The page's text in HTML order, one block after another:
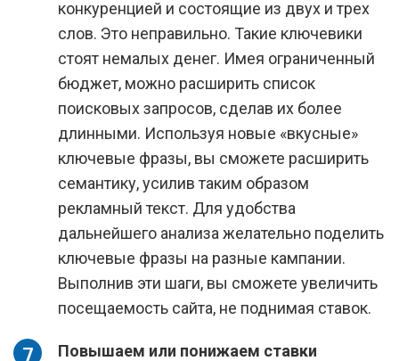
конкуренцией и состоящие из двух и трех
слов. Это неправильно. Такие ключевики
стоят немалых денег. Имея ограниченный
бюджет, можно расширить список
поисковых запросов, сделав их более
длинными. Используя новые «вкусные»
ключевые фразы, вы сможете расширить
семантику, усилив таким образом
рекламный текст. Для удобства
дальнейшего анализа желательно поделить
ключевые фразы на разные кампании.
Выполнив эти шаги, вы сможете увеличить
посещаемость сайта, не поднимая ставок.
Повышаем или понижаем ставки